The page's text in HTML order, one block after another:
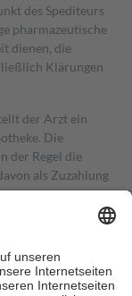
des Spediteurs
pharmazeutische
dienen, die
Klärungen
der Arzt ein
Die
der Regel die
als Zuzahlung
Höhe von zehn
die tatsächlichen
Apotheken.